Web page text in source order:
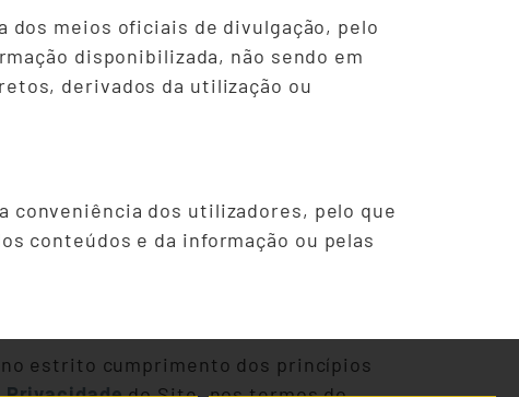
dos meios oficiais de divulgação, pelo
disponibilizada, não sendo em
derivados da utilização ou
conveniência dos utilizadores, pelo que
conteúdos e da informação ou pelas
estrito cumprimento dos princípios